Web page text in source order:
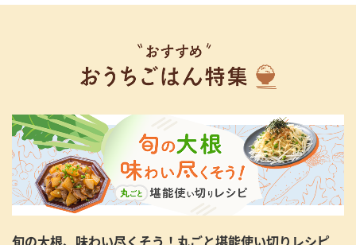
旬の大根、味わい尽くそう！丸ごと堪能使い切りレシピ